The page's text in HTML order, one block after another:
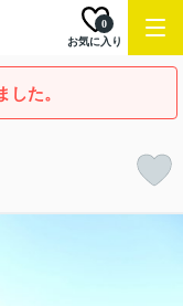
お気に入り
0
した。